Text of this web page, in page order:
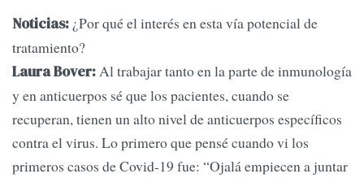
Noticias: ¿Por qué el interés en esta vía potencial de
tratamiento?
Laura Bover: Al trabajar tanto en la parte de inmunología
y en anticuerpos sé que los pacientes, cuando se
recuperan, tienen un alto nivel de anticuerpos específicos
contra el virus. Lo primero que pensé cuando vi los
primeros casos de Covid-19 fue: “Ojalá empiecen a juntar